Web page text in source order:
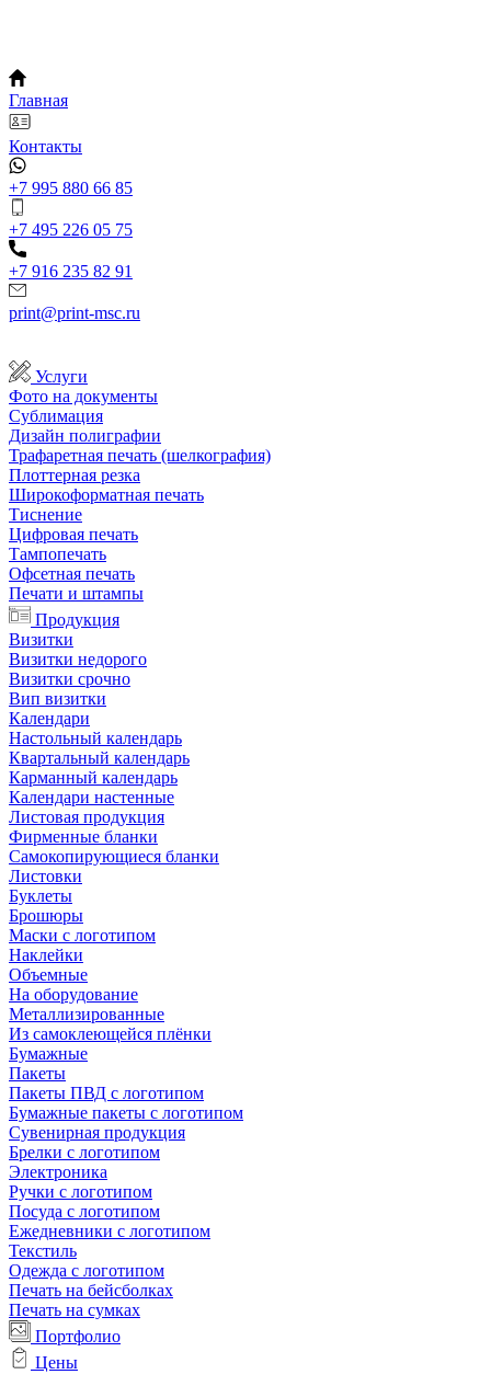
Главная
Контакты
+7 995 880 66 85
+7 495 226 05 75
+7 916 235 82 91
print@print-msc.ru
Услуги
Фото на документы
Сублимация
Дизайн полиграфии
Трафаретная печать (шелкография)
Плоттерная резка
Широкоформатная печать
Тиснение
Цифровая печать
Тампопечать
Офсетная печать
Печати и штампы
Продукция
Визитки
Визитки недорого
Визитки срочно
Вип визитки
Календари
Настольный календарь
Квартальный календарь
Карманный календарь
Календари настенные
Листовая продукция
Фирменные бланки
Самокопирующиеся бланки
Листовки
Буклеты
Брошюры
Маски с логотипом
Наклейки
Объемные
На оборудование
Металлизированные
Из самоклеющейся плёнки
Бумажные
Пакеты
Пакеты ПВД с логотипом
Бумажные пакеты с логотипом
Сувенирная продукция
Брелки с логотипом
Электроника
Ручки с логотипом
Посуда с логотипом
Ежедневники с логотипом
Текстиль
Одежда с логотипом
Печать на бейсболках
Печать на сумках
Портфолио
Цены